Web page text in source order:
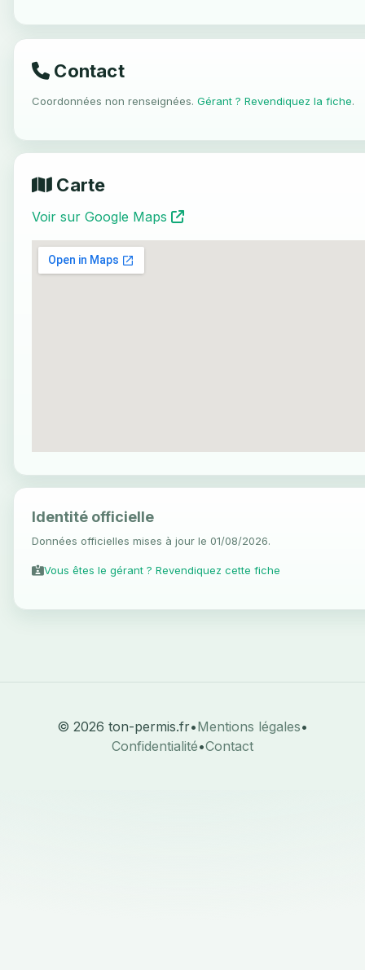
Contact
Coordonnées non renseignées. Gérant ? Revendiquez la fiche.
Carte
Voir sur Google Maps
Identité officielle
Données officielles mises à jour le 01/08/2026.
Vous êtes le gérant ? Revendiquez cette fiche
© 2026 ton-permis.fr•Mentions légales•
Confidentialité•Contact